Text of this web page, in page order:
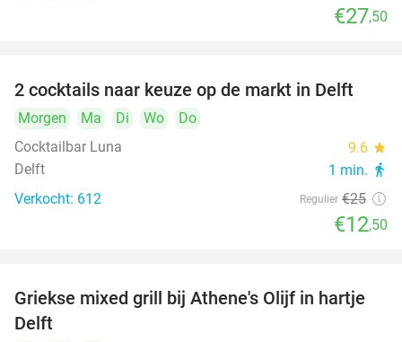
€27,50
50%
2 cocktails naar keuze op de markt in Delft
Morgen Ma Di Wo
Do
Cocktailbar Luna
9.6 star
Delft 1 min. directions_walk
Verkocht: 612 Regulier €25
€12,50
26%
Griekse mixed grill bij Athene's Olijf in hartje
Delft